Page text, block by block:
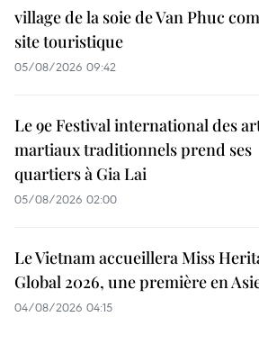
village de la soie de Van Phuc
site touristique
05/08/2026 09:42
Le 9e Festival international des
martiaux traditionnels prend ses
quartiers à Gia Lai
05/08/2026 02:00
Le Vietnam accueillera Miss
Global 2026, une première en
04/08/2026 04:15